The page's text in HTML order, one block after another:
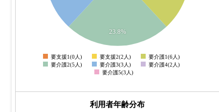
23.8%
0
要支援1(0人) 要支援2(2人)
要介護1(6人)
要介護2(5人)
要介護3(3人)
要介護4(2人)
要介護5(3人)
利用者年齢分布